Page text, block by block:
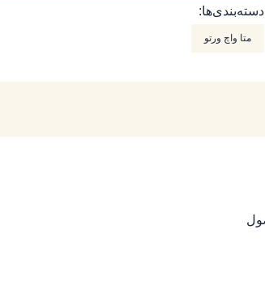
دسته‌بندی‌ها:
متا واچ ورتو